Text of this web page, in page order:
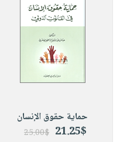
حماية حقوق الإنسان
21.25$
25.00$